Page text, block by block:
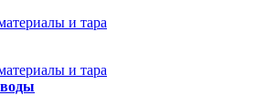
и тара
и тара